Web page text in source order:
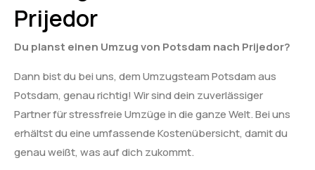
Prijedor
Du planst einen Umzug von Potsdam nach Prijedor?
Dann bist du bei uns, dem Umzugsteam Potsdam aus
Potsdam, genau richtig! Wir sind dein zuverlässiger
Partner für stressfreie Umzüge in die ganze Welt. Bei uns
erhältst du eine umfassende Kostenübersicht, damit du
genau weißt, was auf dich zukommt.